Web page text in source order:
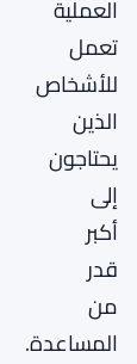
العملية
تعمل
للأشخاص
الذين
يحتاجون
إلى
أكبر
قدر
من
المساعدة.